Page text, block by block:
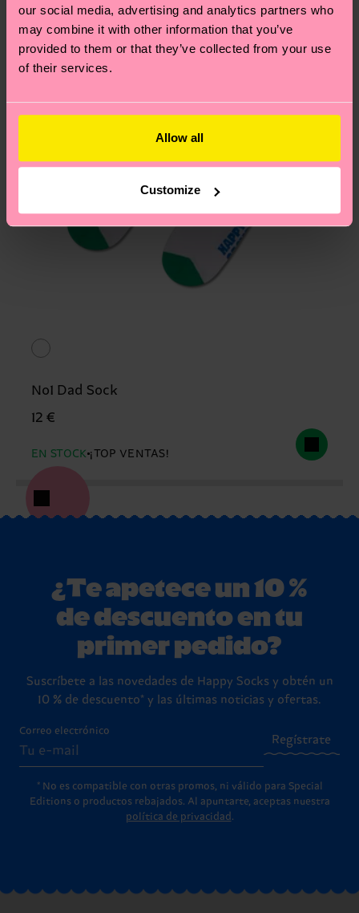
our social media, advertising and analytics partners who
may combine it with other information that you’ve
provided to them or that they’ve collected from your use
of their services.
Allow all
Customize
No1 Dad Sock
12 €
EN STOCK ¡TOP VENTAS!
¿Te apetece un 10 %
de descuento en tu
primer pedido?
Suscríbete a las novedades de Happy Socks y obtén un
10 % de descuento* y las últimas noticias y ofertas.
Correo electrónico
Regístrate
* No es compatible con otras promos, ni válido para Special
Editions o productos rebajados. Al apuntarte, aceptas nuestra
política de privacidad .